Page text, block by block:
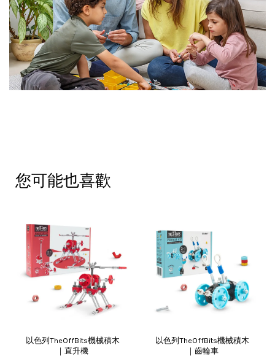
您可能也喜歡
以色列TheOffBits機械積木
｜直升機
以色列TheOffBits機械積木
｜齒輪車